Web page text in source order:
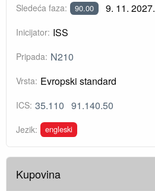
Sledeća faza: 90.00 9. 11. 2027.
Inicijator: ISS
Pripada: N210
Vrsta: Evropski standard
ICS: 35.110 91.140.50
Jezik: engleski
Kupovina